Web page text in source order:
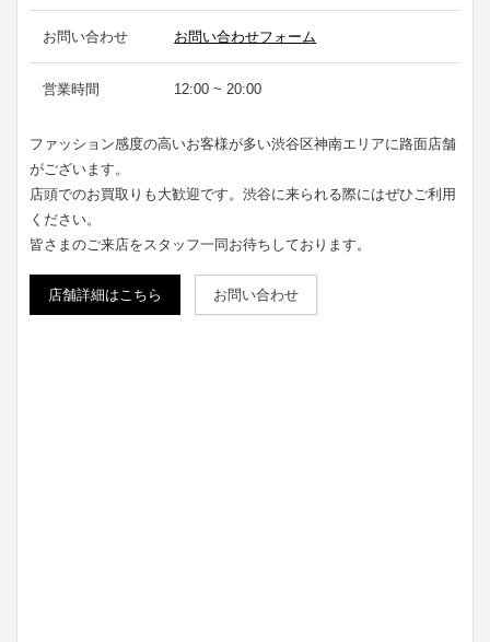
お問い合わせ お問い合わせフォーム
営業時間 12:00 ~ 20:00
ファッション感度の高いお客様が多い渋谷区神南エリアに路面店舗
がございます。
店頭でのお買取りも大歓迎です。渋谷に来られる際にはぜひご利用
ください。
皆さまのご来店をスタッフ一同お待ちしております。
店舗詳細はこちら お問い合わせ